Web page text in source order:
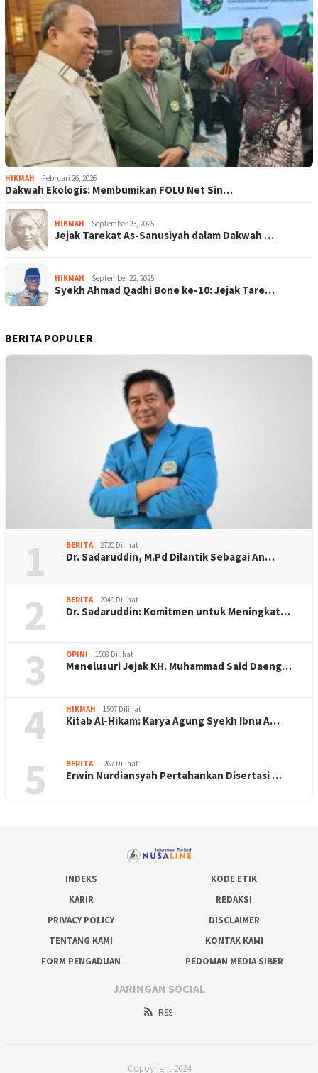
HIKMAH Februari 26, 2026
Dakwah Ekologis: Membumikan FOLU Net Sin…
HIKMAH September 23, 2025
Jejak Tarekat As-Sanusiyah dalam Dakwah …
HIKMAH September 22, 2025
Syekh Ahmad Qadhi Bone ke-10: Jejak Tare…
BERITA POPULER
1 BERITA 2720 Dilihat
Dr. Sadaruddin, M.Pd Dilantik Sebagai An…
2 BERITA 2049 Dilihat
Dr. Sadaruddin: Komitmen untuk Meningkat…
3 OPINI 1508 Dilihat
Menelusuri Jejak KH. Muhammad Said Daeng…
4 HIKMAH 1507 Dilihat
Kitab Al-Hikam: Karya Agung Syekh Ibnu A…
5 BERITA 1267 Dilihat
Erwin Nurdiansyah Pertahankan Disertasi …
INDEKS
KODE ETIK
KARIR
REDAKSI
PRIVACY POLICY
DISCLAIMER
TENTANG KAMI
KONTAK KAMI
FORM PENGADUAN
PEDOMAN MEDIA SIBER
JARINGAN SOCIAL
RSS
Copoyright 2024